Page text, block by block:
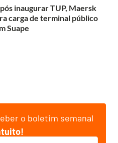
inaugurar TUP, Maersk
carga de terminal público
Suape
o boletim semanal